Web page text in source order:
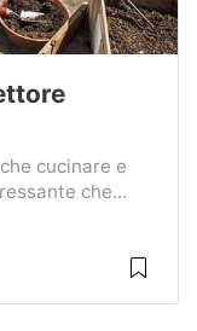
cucinare e
che...